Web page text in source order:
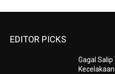
EDITOR PICKS
Gagal